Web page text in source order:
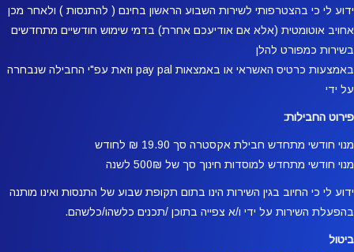
ידוע לי כי בהצטרפותי לשירות השבוע הראשון בחינם ( להתנסות ) ולאחר מכן
אחויב אוטומטית (אלא אם אודיעכם אחרת) בדמי שימוש חודשיים מתחדשים
בשירות כמפורט להלן
באמצעות כרטיס האשראי או באמצאות pay pal וזאת עפ"י החבילה שנבחרה
על ידי
פירוט החבילות:
מנוי חודשי מתחדש חבילת אקסטרה סך 19.90 ₪ לחודש
מנוי חודשי מתחדש למוסדות חינוך סך של 500₪ לשנה
ידוע לי כי החיוב בגין השירות הינו בתום תקופת שבוע של התנסות ואינו מותנה
בהפעלת השירות על ידי ו/א צפייה בתוכן /תכנים כלשהו/כלשהם.
ביטול